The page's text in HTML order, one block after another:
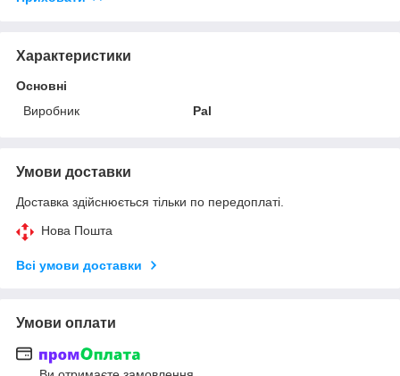
Характеристики
Основні
Виробник
Pal
Умови доставки
Доставка здійснюється тільки по передоплаті.
Нова Пошта
Всі умови доставки
Умови оплати